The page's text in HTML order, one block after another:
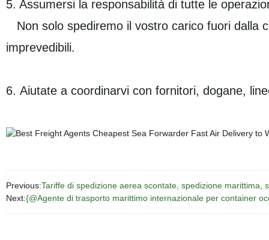
5. Assumersi la responsabilità di tutte le
Non solo spediremo il vostro carico fuori dalla
imprevedibili.
6. Aiutate a coordinarvi con fornitori, dogane,
Previous:Tariffe di spedizione aerea scontate, spedizione marittima,
Next:{@Agente di trasporto marittimo internazionale per container